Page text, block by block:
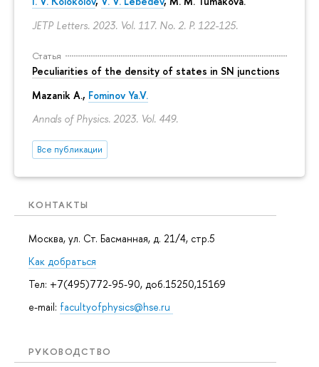
JETP Letters. 2023. Vol. 117. No. 2. P. 122-125.
Статья
Peculiarities of the density of states in SN junctions
Mazanik A., Fominov Ya.V.
Annals of Physics. 2023. Vol. 449.
Все публикации
КОНТАКТЫ
Москва, ул. Ст. Басманная, д. 21/4, стр.5
Как добраться
Тел: +7(495)772-95-90, доб.15250,15169
e-mail: facultyofphysics@hse.ru
РУКОВОДСТВО